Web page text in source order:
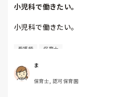
小児科で働きたい。
小児科で働きたい。
今は保育園勤務ですが、
本当は小児科で保育士として
働きたいです。
看護師 保育士
ま
保育士, 認可保育園